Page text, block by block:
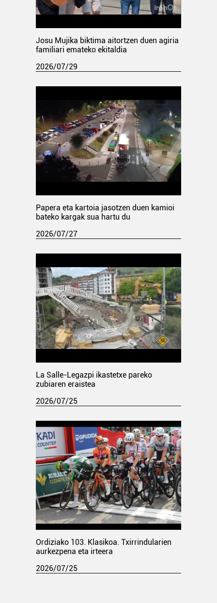
Josu Mujika biktima aitortzen duen agiria
familiari emateko ekitaldia
2026/07/29
Papera eta kartoia jasotzen duen kamioi
bateko kargak sua hartu du
2026/07/27
La Salle-Legazpi ikastetxe pareko
zubiaren eraistea
2026/07/25
Ordiziako 103. Klasikoa. Txirrindularien
aurkezpena eta irteera
2026/07/25